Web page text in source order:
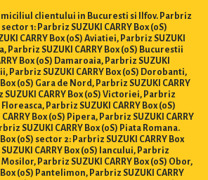
clientului in Bucuresti si Ilfov. Parbriz
sector 1: Parbriz SUZUKI CARRY Box (0S)
CARRY Box (0S) Aviatiei, Parbriz SUZUKI
Parbriz SUZUKI CARRY Box (0S) Bucurestii
Box (0S) Damaroaia, Parbriz SUZUKI
Parbriz SUZUKI CARRY Box (0S) Dorobanti,
(0S) Gara de Nord, Parbriz SUZUKI CARRY
SUZUKI CARRY Box (0S) Victoriei, Parbriz
Floreasca, Parbriz SUZUKI CARRY Box (0S)
Box (0S) Pipera, Parbriz SUZUKI CARRY
SUZUKI CARRY Box (0S) Piata Romana.
(0S) sector 2: Parbriz SUZUKI CARRY Box
CARRY Box (0S) Iancului, Parbriz
Mosilor, Parbriz SUZUKI CARRY Box (0S) Obor,
(0S) Pantelimon, Parbriz SUZUKI CARRY